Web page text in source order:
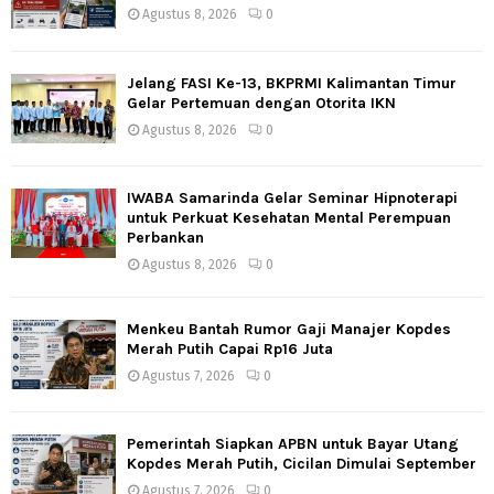
Agustus 8, 2026 0
Jelang FASI Ke-13, BKPRMI Kalimantan Timur
Gelar Pertemuan dengan Otorita IKN
Agustus 8, 2026 0
IWABA Samarinda Gelar Seminar Hipnoterapi
untuk Perkuat Kesehatan Mental Perempuan
Perbankan
Agustus 8, 2026 0
Menkeu Bantah Rumor Gaji Manajer Kopdes
Merah Putih Capai Rp16 Juta
Agustus 7, 2026 0
Pemerintah Siapkan APBN untuk Bayar Utang
Kopdes Merah Putih, Cicilan Dimulai September